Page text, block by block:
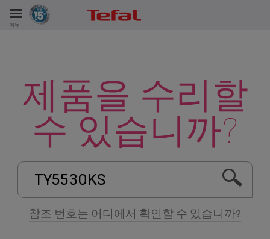
테팔은 최대 10년까지 제품 수리를 약속합니다.
메뉴
제품을 수리할
수 있습니까?
참조 번호는 어디에서 확인할 수 있습니까?